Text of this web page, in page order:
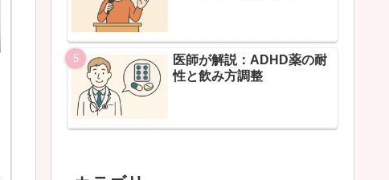
医師が解説：ADHD薬の耐
性と飲み方調整